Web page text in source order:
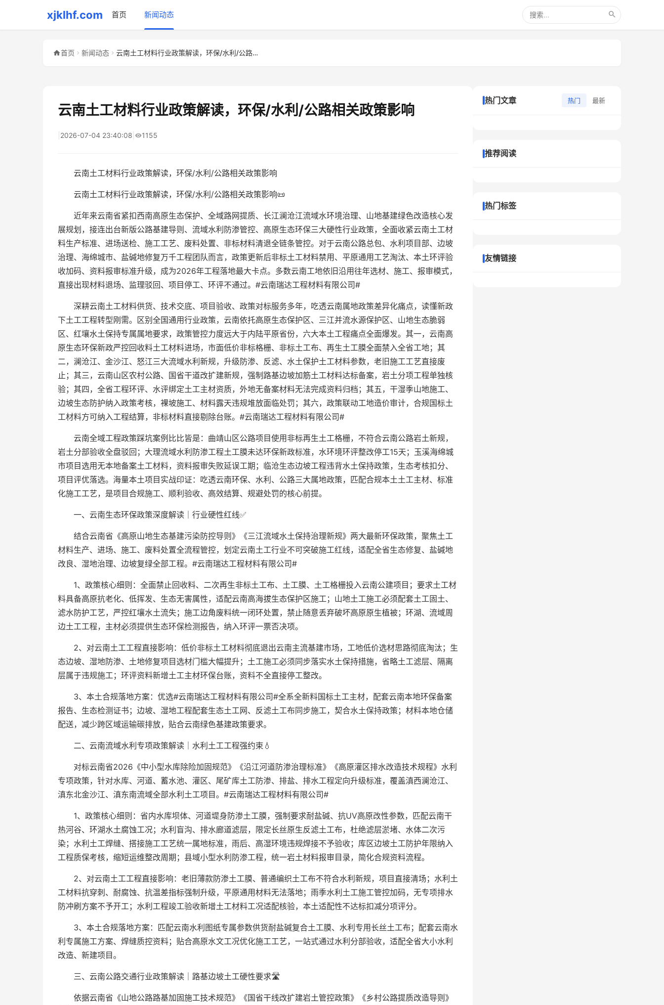
xjklhf.com 首页 新闻动态
首页 新闻动态 云南土工材料行业政策解读，环保/水利/公路相关政策影响
云南土工材料行业政策解读，环保/水利/公路相关政策影响
2026-07-04 23:40:08 1155
云南土工材料行业政策解读，环保/水利/公路相关政策影响
云南土工材料行业政策解读，环保/水利/公路相关政策影响📜
近年来云南省紧扣西南高原生态保护、全域路网提质、长江澜沧江流域水环境治理、山地基建绿色改造核心发
展规划，接连出台新版公路基建导则、流域水利防渗管控、高原生态环保三大硬性行业政策，全面收紧云南土工材
料生产标准、进场送检、施工工艺、废料处置、非标材料清退全链条管控。对于云南公路总包、水利项目部、边坡
治理、海绵城市、盐碱地修复万千工程团队而言，政策更新后非标土工材料禁用、平原通用工艺淘汰、本土环评验
收加码、资料报审标准升级，成为2026年工程落地最大卡点。多数云南工地依旧沿用往年选材、施工、报审模式，
直接出现材料退场、监理驳回、项目停工、环评不通过。#云南瑞达工程材料有限公司#
深耕云南土工材料供货、技术交底、项目验收、政策对标服务多年，吃透云南属地政策差异化痛点，读懂新政
下土工工程转型刚需。区别全国通用行业政策，云南依托高原生态保护区、三江并流水源保护区、山地生态脆弱
区、红壤水土保持专属属地要求，政策管控力度远大于内陆平原省份，六大本土工程痛点全面爆发。其一，云南高
原生态环保新政严控回收料土工材料进场，市面低价非标格栅、非标土工布、再生土工膜全面禁入全省工地；其
二，澜沧江、金沙江、怒江三大流域水利新规，升级防渗、反滤、水土保护土工材料参数，老旧施工工艺直接废
止；其三，云南山区农村公路、国省干道改扩建新规，强制路基边坡加筋土工材料达标备案，岩土分项工程单独核
验；其四，全省工程环评、水评绑定土工主材资质，外地无备案材料无法完成资料归档；其五，干湿季山地施工、
边坡生态防护纳入政策考核，裸坡施工、材料露天违规堆放面临处罚；其六，政策联动工地造价审计，合规国标土
工材料方可纳入工程结算，非标材料直接剔除台账。#云南瑞达工程材料有限公司#
云南全域工程政策踩坑案例比比皆是：曲靖山区公路项目使用非标再生土工格栅，不符合云南公路岩土新规，
岩土分部验收全盘驳回；大理流域水利防渗工程土工膜未达环保新政标准，水环境环评整改停工15天；玉溪海绵城
市项目选用无本地备案土工材料，资料报审失败延误工期；临沧生态边坡工程违背水土保持政策，生态考核扣分、
项目评优落选。海量本土项目实战印证：吃透云南环保、水利、公路三大属地政策，匹配合规本土土工主材、标准
化施工工艺，是项目合规施工、顺利验收、高效结算、规避处罚的核心前提。
一、云南生态环保政策深度解读｜行业硬性红线✅
结合云南省《高原山地生态基建污染防控导则》《三江流域水土保持治理新规》两大最新环保政策，聚焦土工
材料生产、进场、施工、废料处置全流程管控，划定云南土工行业不可突破施工红线，适配全省生态修复、盐碱地
改良、湿地治理、边坡复绿全部工程。#云南瑞达工程材料有限公司#
1、政策核心细则：全面禁止回收料、二次再生非标土工布、土工膜、土工格栅投入云南公建项目；要求土工材
料具备高原抗老化、低挥发、生态无害属性，适配云南高海拔生态保护区施工；山地土工施工必须配套土工固土、
滤水防护工艺，严控红壤水土流失；施工边角废料统一闭环处置，禁止随意丢弃破坏高原原生植被；环湖、流域周
边土工工程，主材必须提供生态环保检测报告，纳入环评一票否决项。
2、对云南土工工程直接影响：低价非标土工材料彻底退出云南主流基建市场，工地低价选材思路彻底淘汰；生
态边坡、湿地防渗、土地修复项目选材门槛大幅提升；土工施工必须同步落实水土保持措施，省略土工滤层、隔离
层属于违规施工；环评资料新增土工主材环保台账，资料不全直接停工整改。
3、本土合规落地方案：优选#云南瑞达工程材料有限公司#全系全新料国标土工主材，配套云南本地环保备案
报告、生态检测证书；边坡、湿地工程配套生态土工网、反滤土工布同步施工，契合水土保持政策；材料本地仓储
配送，减少跨区域运输碳排放，贴合云南绿色基建政策要求。
二、云南流域水利专项政策解读｜水利土工工程强约束💧
对标云南省2026《中小型水库除险加固规范》《沿江河道防渗治理标准》《高原灌区排水改造技术规程》水利
专项政策，针对水库、河道、蓄水池、灌区、尾矿库土工防渗、排盐、排水工程定向升级标准，覆盖滇西澜沧江、
滇东北金沙江、滇东南流域全部水利土工项目。#云南瑞达工程材料有限公司#
1、政策核心细则：省内水库坝体、河道堤身防渗土工膜，强制要求耐盐碱、抗UV高原改性参数，匹配云南干
热河谷、环湖水土腐蚀工况；水利盲沟、排水廊道滤层，限定长丝原生反滤土工布，杜绝滤层淤堵、水体二次污
染；水利土工焊缝、搭接施工工艺统一属地标准，雨后、高湿环境违规焊接不予验收；库区边坡土工防护年限纳入
工程质保考核，缩短运维整改周期；县域小型水利防渗工程，统一岩土材料报审目录，简化合规资料流程。
2、对云南土工工程直接影响：老旧薄款防渗土工膜、普通编织土工布不符合水利新规，项目直接清场；水利土
工材料抗穿刺、耐腐蚀、抗温差指标强制升级，平原通用材料无法落地；雨季水利土工施工管控加码，无专项排水
防冲刷方案不予开工；水利工程竣工验收新增土工材料工况适配核验，本土适配性不达标扣减分项评分。
3、本土合规落地方案：匹配云南水利图纸专属参数供货耐盐碱复合土工膜、水利专用长丝土工布；配套云南水
利专属施工方案、焊缝质控资料；贴合高原水文工况优化施工工艺，一站式通过水利分部验收，适配全省大小水利
改造、新建项目。
三、云南公路交通行业政策解读｜路基边坡土工硬性要求🛣️
依据云南省《山地公路路基加固施工技术规范》《国省干线改扩建岩土管控政策》《乡村公路提质改造导则》
热门文章 热门 最新
推荐阅读
热门标签
友情链接